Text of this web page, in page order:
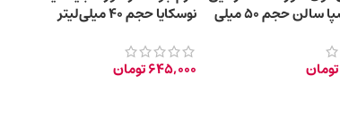
تخصصی اسپا سالن حجم 50 میلی
تومان
نوسکایا حجم 40 میلی‌لیتر
645,000تومان